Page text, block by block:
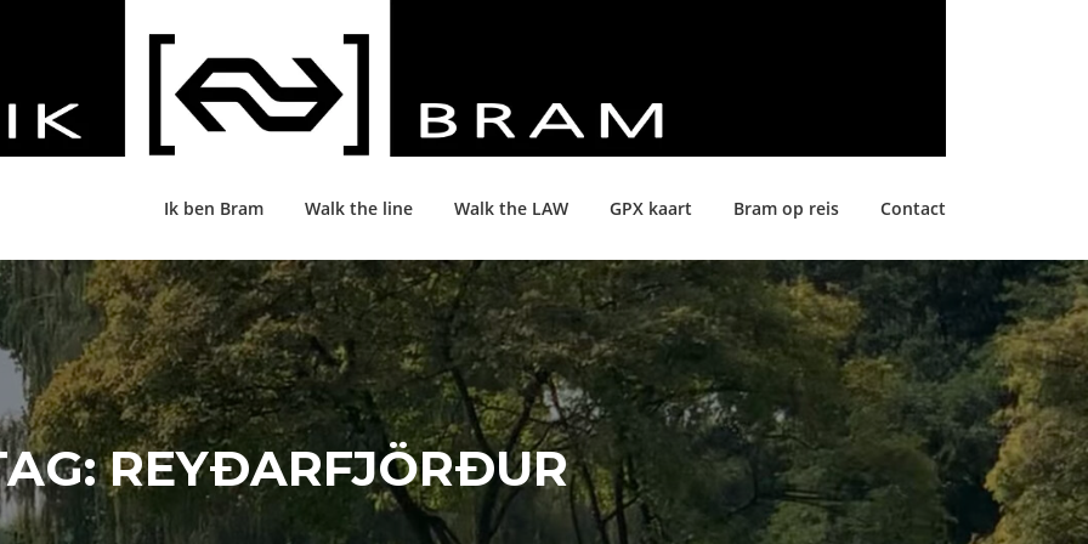
Ik ben Bram Walk the line Walk the LAW GPX kaart Bram op reis Contact
REYÐARFJÖRÐUR